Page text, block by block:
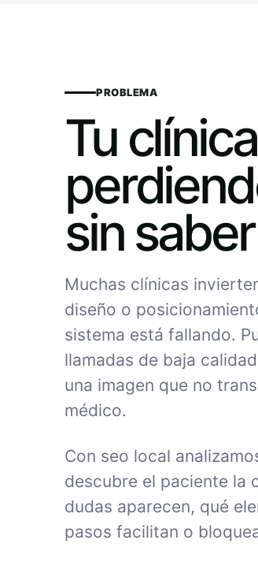
PROBLEMA
Tu
sin
Muchas clínicas
diseño o
sistema está fallando.
llamadas de baja
una imagen que no
médico.
Con seo local
descubre el paciente la
dudas aparecen, qué
pasos facilitan o